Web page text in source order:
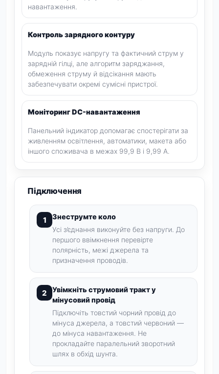
навантаження.
Контроль зарядного контуру
Модуль показує напругу та фактичний струм у
зарядній гілці, але алгоритм заряджання,
обмеження струму й відсікання мають
забезпечувати окремі сумісні пристрої.
Моніторинг DC-навантаження
Панельний індикатор допомагає спостерігати за
живленням освітлення, автоматики, макета або
іншого споживача в межах 99,9 В і 9,99 А.
Підключення
Знеструмте коло
Усі з’єднання виконуйте без напруги. До
першого ввімкнення перевірте
полярність, межі джерела та
призначення проводів.
Увімкніть струмовий тракт у
мінусовий провід
Підключіть товстий чорний провід до
мінуса джерела, а товстий червоний —
до мінуса навантаження. Не
прокладайте паралельний зворотний
шлях в обхід шунта.